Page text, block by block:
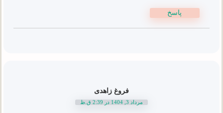
پاسخ
فروغ زاهدی
مرداد 3, 1404 در 2:39 ق.ظ